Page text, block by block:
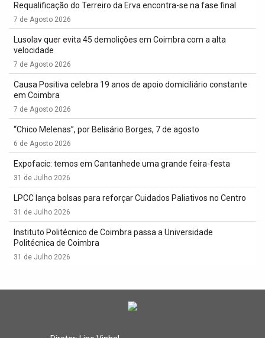
Requalificação do Terreiro da Erva encontra-se na fase final
7 de Agosto 2026
Lusolav quer evita 45 demolições em Coimbra com a alta
velocidade
7 de Agosto 2026
Causa Positiva celebra 19 anos de apoio domiciliário constante
em Coimbra
7 de Agosto 2026
“Chico Melenas”, por Belisário Borges, 7 de agosto
6 de Agosto 2026
Expofacic: temos em Cantanhede uma grande feira-festa
31 de Julho 2026
LPCC lança bolsas para reforçar Cuidados Paliativos no Centro
31 de Julho 2026
Instituto Politécnico de Coimbra passa a Universidade
Politécnica de Coimbra
31 de Julho 2026